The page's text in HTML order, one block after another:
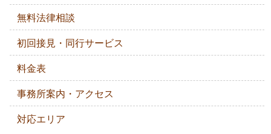
無料法律相談
初回接見・同行サービス
料金表
事務所案内・アクセス
対応エリア